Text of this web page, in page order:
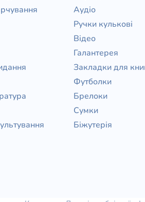
Аудіо
Ручки кулькові
Відео
Галантерея
Закладки для
Футболки
Брелоки
Сумки
Біжутерія